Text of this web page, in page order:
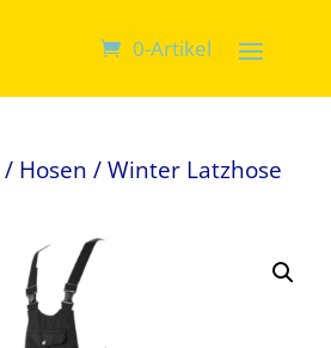
0-Artikel
/ Hosen / Winter Latzhose